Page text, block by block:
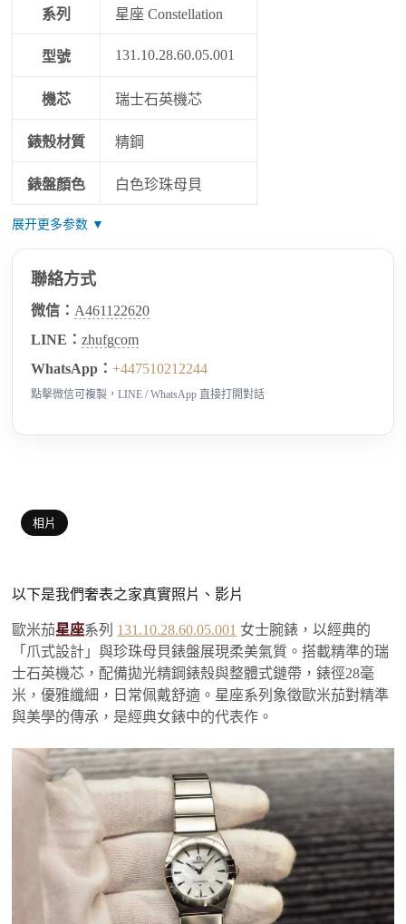
系列 星座 Constellation
型號 131.10.28.60.05.001
機芯 瑞士石英機芯
錶殼材質 精鋼
錶盤顏色 白色珍珠母貝
展开更多参数 ▼
聯絡方式
微信： A461122620
LINE：zhufgcom
WhatsApp：+447510212244
點擊微信可複製，LINE / WhatsApp 直接打開對話
相片
以下是我們奢表之家真實照片、影片
歐米茄星座系列 131.10.28.60.05.001 女士腕錶，以經典的
「爪式設計」與珍珠母貝錶盤展現柔美氣質。搭載精準的瑞
士石英機芯，配備拋光精鋼錶殼與整體式鏈帶，錶徑28毫
米，優雅纖細，日常佩戴舒適。星座系列象徵歐米茄對精準
與美學的傳承，是經典女錶中的代表作。